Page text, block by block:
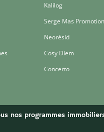
Kalilog
Serge Mas Promotion
Neorésid
Cosy Diem
Concerto
nos programmes